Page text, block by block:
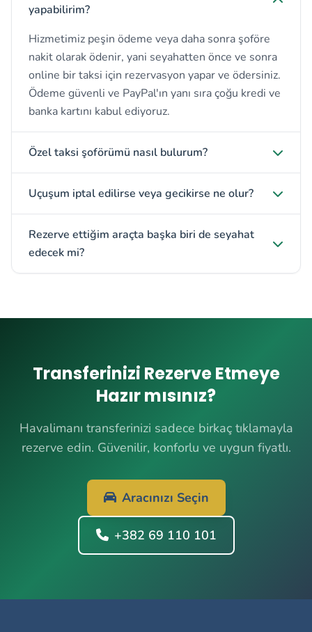
yapabilirim?
Hizmetimiz peşin ödeme veya daha sonra şoföre
nakit olarak ödenir, yani seyahatten önce ve sonra
online bir taksi için rezervasyon yapar ve ödersiniz.
Ödeme güvenli ve PayPal'ın yanı sıra çoğu kredi ve
banka kartını kabul ediyoruz.
Özel taksi şoförümü nasıl bulurum?
Uçuşum iptal edilirse veya gecikirse ne olur?
Rezerve ettiğim araçta başka biri de seyahat
edecek mi?
Transferinizi Rezerve Etmeye
Hazır mısınız?
Havalimanı transferinizi sadece birkaç tıklamayla
rezerve edin. Güvenilir, konforlu ve uygun fiyatlı.
Aracınızı Seçin
+382 69 110 101